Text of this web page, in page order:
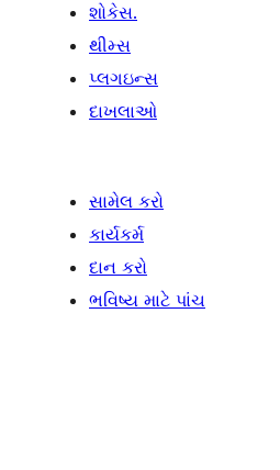
શોકેસ.
થીમ્સ
પ્લગઇન્સ
દાખલાઓ
સામેલ કરો
કાર્યકર્મ
દાન કરો
ભવિષ્ય માટે પાંચ